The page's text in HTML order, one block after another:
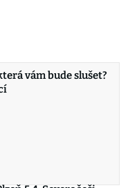
vám bude slušet?